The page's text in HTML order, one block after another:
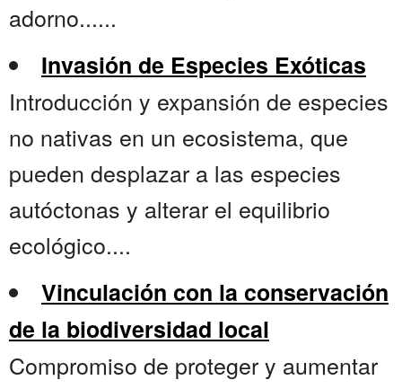
adorno......
Invasión de Especies Exóticas
Introducción y expansión de especies
no nativas en un ecosistema, que
pueden desplazar a las especies
autóctonas y alterar el equilibrio
ecológico....
Vinculación con la conservación
de la biodiversidad local
Compromiso de proteger y aumentar